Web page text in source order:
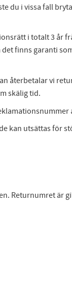
du i vissa fall
i totalt 3 år
finns garanti
återbetalar vi
skälig tid.
kan utsättas för
Returnumret är